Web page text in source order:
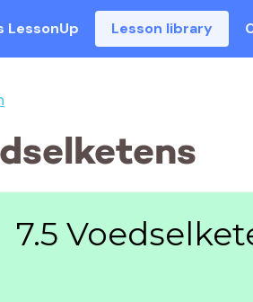
LessonUp Lesson library
7.5